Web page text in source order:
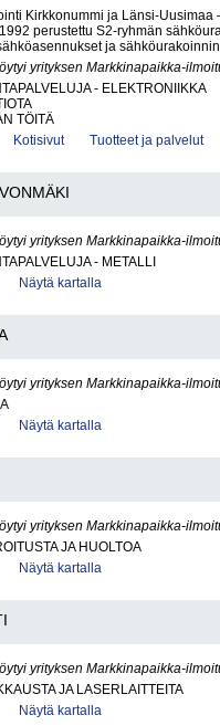
Kirkkonummi ja Länsi-Uusimaa
perustettu S2-ryhmän
ja
yrityksen Markkinapaikka-
- ELEKTRONIIKKA
TÖITÄ
Kotisivut Tuotteet ja palvelut
yrityksen Markkinapaikka-
- METALLI
Näytä kartalla
yrityksen Markkinapaikka-
Näytä kartalla
yrityksen Markkinapaikka-
JA HUOLTOA
Näytä kartalla
yrityksen Markkinapaikka-
JA LASERLAITTEITA
Näytä kartalla